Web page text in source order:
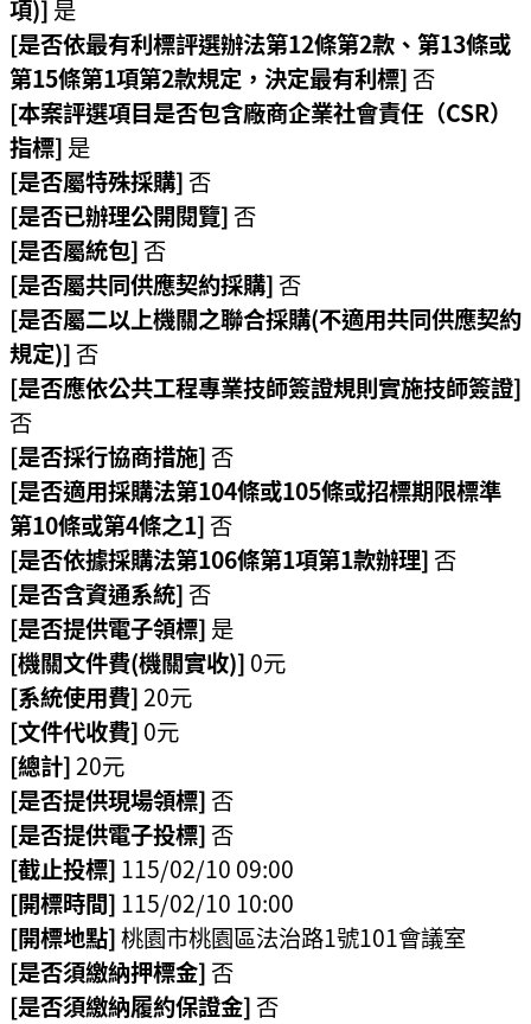
R
S
S
E
n
g
l
i
s
h
隱
私
權
政
策
網
站
安
全
政
策
政
府
網
站
資
料
開
放
項)] 是
[是否依最有利標評選辦法第12條第2款、第13條或
第15條第1項第2款規定，決定最有利標] 否
[本案評選項目是否包含廠商企業社會責任（CSR）
指標] 是
[是否屬特殊採購] 否
[是否已辦理公開閱覽] 否
[是否屬統包] 否
[是否屬共同供應契約採購] 否
[是否屬二以上機關之聯合採購(不適用共同供應契約
規定)] 否
[是否應依公共工程專業技師簽證規則實施技師簽證]
否
[是否採行協商措施] 否
[是否適用採購法第104條或105條或招標期限標準
第10條或第4條之1] 否
[是否依據採購法第106條第1項第1款辦理] 否
[是否含資通系統] 否
[是否提供電子領標] 是
[機關文件費(機關實收)] 0元
[系統使用費] 20元
[文件代收費] 0元
[總計] 20元
[是否提供現場領標] 否
[是否提供電子投標] 否
[截止投標] 115/02/10 09:00
[開標時間] 115/02/10 10:00
[開標地點]桃園市桃園區法治路1號101會議室
[是否須繳納押標金] 否
[是否須繳納履約保證金] 否